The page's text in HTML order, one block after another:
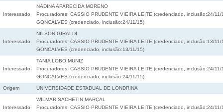
Interessado
NADINA APARECIDA MORENO
Procuradores: CASSIO PRUDENTE VIEIRA LEITE (credenciado, inclusão:24/
GONCALVES (credenciado, inclusão:24/11/15)
Interessado
NILSON GIRALDI
Procuradores: CASSIO PRUDENTE VIEIRA LEITE (credenciado, inclusão:13/
GONCALVES (credenciado, inclusão:13/11/15)
Interessado
TANIA LOBO MUNIZ
Procuradores: CASSIO PRUDENTE VIEIRA LEITE (credenciado, inclusão:24/
GONCALVES (credenciado, inclusão:24/11/15)
Origem UNIVERSIDADE ESTADUAL DE LONDRINA
Interessado
WILMAR SACHETIN MARÇAL
Procuradores: CASSIO PRUDENTE VIEIRA LEITE (credenciado, inclusão:24/